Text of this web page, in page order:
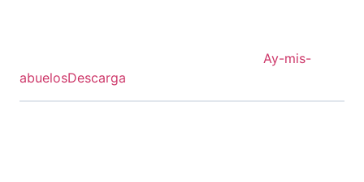
Ay-mis-
abuelosDescarga